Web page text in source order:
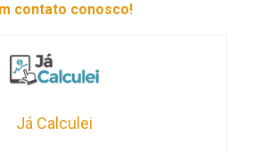
contato conosco!
Já Calculei